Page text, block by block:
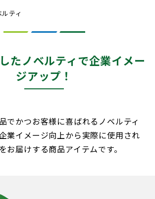
ティ
たノベルティで企業イメー
ジアップ！
でかつお客様に喜ばれるノベルティ
業イメージ向上から実際に使用され
お届けする商品アイテムです。